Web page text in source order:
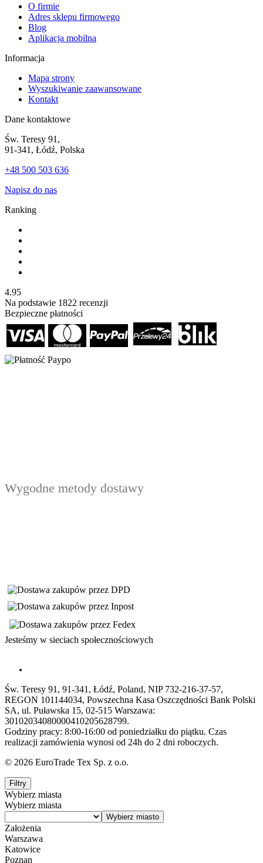
O firmie
Adres sklepu firmowego
Blog
Aplikacja mobilna
Informacja
Mapa strony
Wyszukiwanie zaawansowane
Kontakt
Dane kontaktowe
Św. Teresy 91,
91-341, Łódź, Polska
+48 500 503 636
Napisz do nas
Ranking
4.95
Na podstawie 1822 recenzji
Bezpieczne płatności
Wygodne metody dostawy
Jesteśmy w sieciach społecznościowych
Św. Teresy 91, 91-341, Łódź, Poland, NIP 732-216-37-57,
REGON 101144034, Powszechna Kasa Oszczędności Bank Polski
SA, ul. Puławska 15, 02-515 Warszawa:
30102034080000410205628799.
Godziny pracy: 8:00-16:00 od poniedziałku do piątku. Czas
realizacji zamówienia wynosi od 24h do 2 dni roboczych.
© 2026 EuroTrade Tex Sp. z o.o.
Filtry
Wybierz miasta
Wybierz miasta
Założenia
Warszawa
Katowice
Poznan